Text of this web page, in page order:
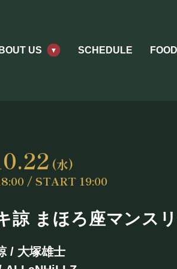
US SCHEDULE
ABOUT US
(水)
/ START 19:00
諒 まほろ座マンス
/ 大塚雄士